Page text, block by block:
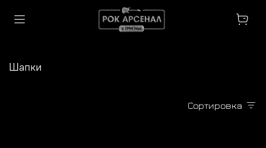
Шапки
Сортировка